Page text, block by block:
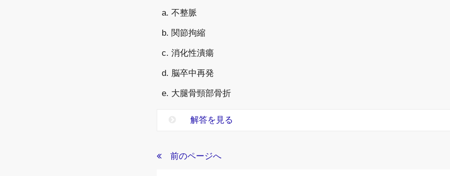
a. 不整脈
b. 関節拘縮
c. 消化性潰瘍
d. 脳卒中再発
e. 大腿骨頸部骨折
解答を見る
前のページへ